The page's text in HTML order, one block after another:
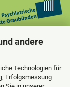
andere
Technologien für
Erfolgsmessung